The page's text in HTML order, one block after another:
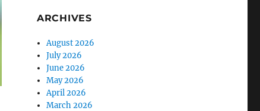
ARCHIVES
August 2026
July 2026
June 2026
May 2026
April 2026
March 2026